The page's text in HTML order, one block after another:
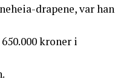
drapene, var han
kroner i